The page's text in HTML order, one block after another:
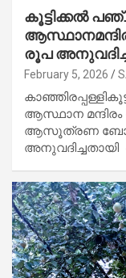
കൂട്ടിക്കൽ
രൂപ
February 5, 2026
ആസ്ഥാന മന്ദിരം
ആസൂത്രണ